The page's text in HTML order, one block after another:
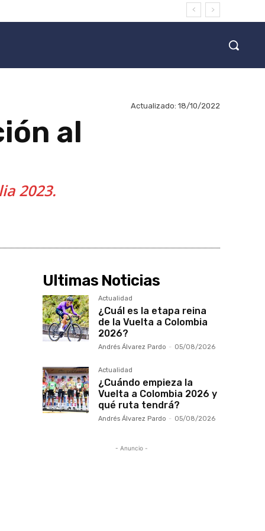
Actualizado: 18/10/2022
al
2023.
Ultimas Noticias
Actualidad
¿Cuál es la etapa reina
de la Vuelta a Colombia
2026?
Andrés Álvarez Pardo - 05/08/2026
Actualidad
¿Cuándo empieza la
Vuelta a Colombia 2026 y
qué ruta tendrá?
Andrés Álvarez Pardo - 05/08/2026
- Anuncio -